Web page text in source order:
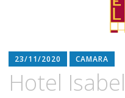
23/11/2020 CAMARA
Hotel Isabel